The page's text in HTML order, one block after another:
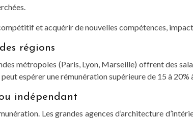
et acquérir de nouvelles compétences,
régions
métropoles (Paris, Lyon, Marseille) offrent des
espérer une rémunération supérieure de 15 à 20%
indépendant
Les grandes agences d’architecture